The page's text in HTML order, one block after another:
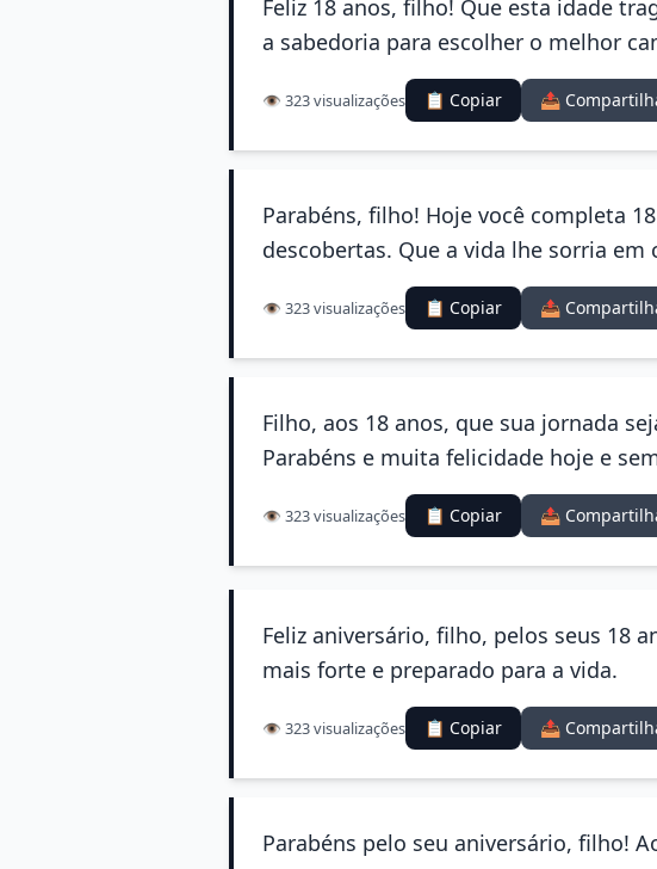
Feliz 18 anos, filho! Que esta idade
a sabedoria para escolher o melhor
👁️ 323 visualizações 📋 Copiar 📤
Parabéns, filho! Hoje você completa
descobertas. Que a vida lhe sorria em
👁️ 323 visualizações 📋 Copiar 📤
Filho, aos 18 anos, que sua jornada
Parabéns e muita felicidade hoje e
👁️ 323 visualizações 📋 Copiar 📤
Feliz aniversário, filho, pelos seus 18
mais forte e preparado para a vida.
👁️ 323 visualizações 📋 Copiar 📤
Parabéns pelo seu aniversário, filho!